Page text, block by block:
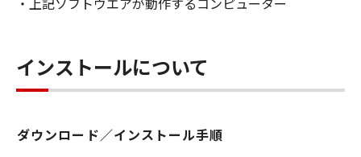
より必要な許可等を得ることなしに、「本ソフ
トウェア」の全部または一部を、直接または間
接に輸出してはなりません。
６．サポートおよびアップデート
インストールについて
ダウンロード／インストール手順